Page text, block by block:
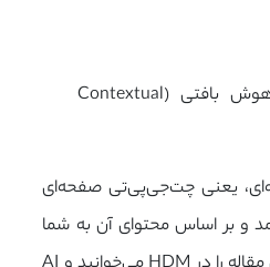
هوش زمینه‌ای یا هوش بافتی (Contextual
یعنی چت‌جی‌پی‌تی صفحه‌ای
و بر اساس محتوای آن به شما